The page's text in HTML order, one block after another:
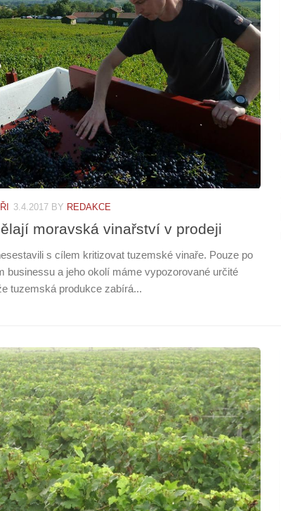
3.4.2017 BY REDAKCE
moravská vinařství v prodeji
s cílem kritizovat tuzemské vinaře. Pouze po
businessu a jeho okolí máme vypozorované určité
tuzemská produkce zabírá...